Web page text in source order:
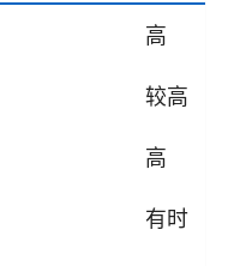
高
较高
高
有时